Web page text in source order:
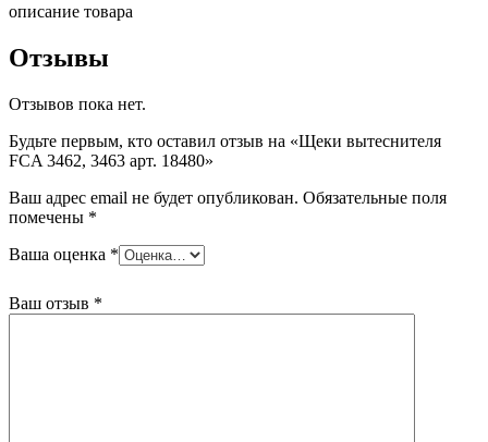
арт.
описание товара
Отзывы
Отзывов пока нет.
Будьте первым, кто оставил отзыв на «Щеки вытеснителя
FCA 3462, 3463 арт. 18480»
Ваш адрес email не будет опубликован. Обязательные поля
помечены *
Ваша оценка *
Ваш отзыв *